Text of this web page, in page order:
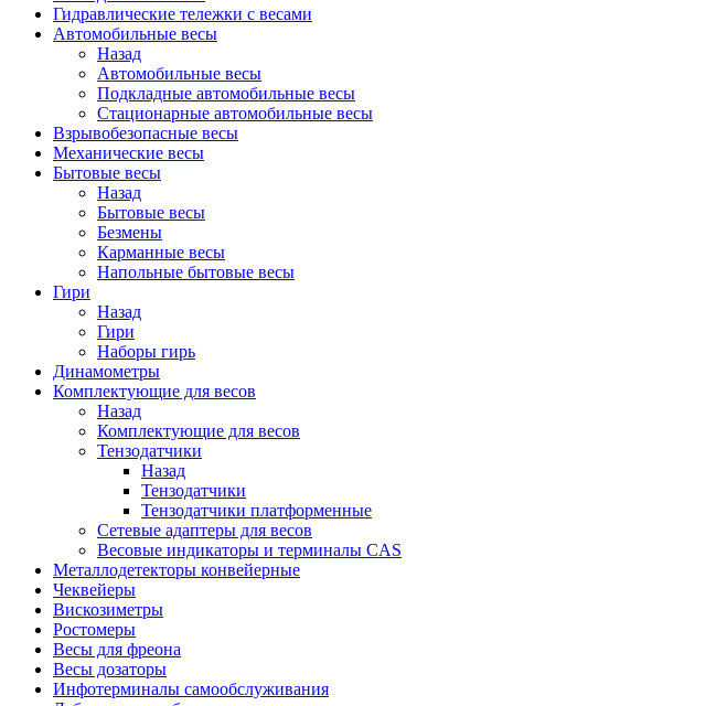
Гидравлические тележки с весами
Автомобильные весы
Назад
Автомобильные весы
Подкладные автомобильные весы
Стационарные автомобильные весы
Взрывобезопасные весы
Механические весы
Бытовые весы
Назад
Бытовые весы
Безмены
Карманные весы
Напольные бытовые весы
Гири
Назад
Гири
Наборы гирь
Динамометры
Комплектующие для весов
Назад
Комплектующие для весов
Тензодатчики
Назад
Тензодатчики
Тензодатчики платформенные
Сетевые адаптеры для весов
Весовые индикаторы и терминалы CAS
Металлодетекторы конвейерные
Чеквейеры
Вискозиметры
Ростомеры
Весы для фреона
Весы дозаторы
Инфотерминалы самообслуживания